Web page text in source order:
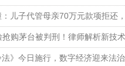
儿子代管母亲70万元款项拒还
购茅台被判刑！律师解析新技
》今日施行，数字经济迎来法